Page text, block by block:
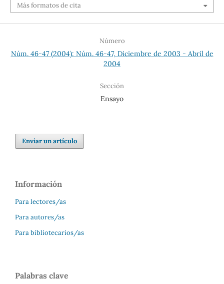
Más formatos de cita
Número
Núm. 46-47 (2004): Núm. 46-47, Diciembre de 2003 - Abril de
2004
Sección
Ensayo
Enviar un artículo
Información
Para lectores/as
Para autores/as
Para bibliotecarios/as
Palabras clave